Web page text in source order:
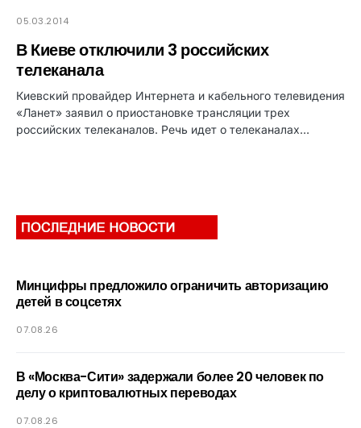
05.03.2014
В Киеве отключили 3 российских
телеканала
Киевский провайдер Интернета и кабельного телевидения
«Ланет» заявил о приостановке трансляции трех
российских телеканалов. Речь идет о телеканалах…
Минцифры предложило ограничить авторизацию
детей в соцсетях
07.08.26
В «Москва-Сити» задержали более 20 человек по
делу о криптовалютных переводах
07.08.26